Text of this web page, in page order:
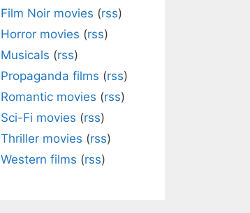
Film Noir movies (rss)
Horror movies (rss)
Musicals (rss)
Propaganda films (rss)
Romantic movies (rss)
Sci-Fi movies (rss)
Thriller movies (rss)
Western films (rss)